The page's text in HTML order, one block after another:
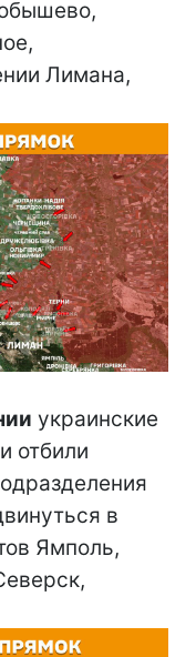
Лимана,
украинские
отбили
в
Ямполь,